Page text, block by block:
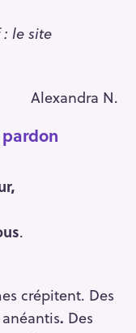
: le site
Alexandra N.
.
crépitent. Des
. Des